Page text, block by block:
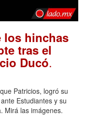
los hinchas
tras el
Ducó.
Patricios, logró su
Estudiantes y su
Mirá las imágenes.